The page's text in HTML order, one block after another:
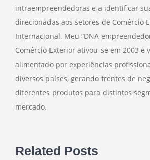
intraempreendedoras e a identificar
direcionadas aos setores de Comércio
Internacional. Meu “DNA
Comércio Exterior ativou-se em 2003 e
alimentado por experiências
diversos países, gerando frentes de
diferentes produtos para distintos
mercado.
Related Posts